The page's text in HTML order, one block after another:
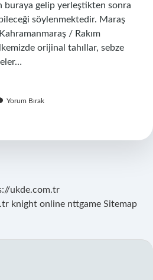
buraya gelip yerleştikten sonra
söylenmektedir. Maraş
/ Rakım
orijinal tahıllar, sebze
Yorum Bırak
ukde.com.tr
knight online nttgame Sitemap